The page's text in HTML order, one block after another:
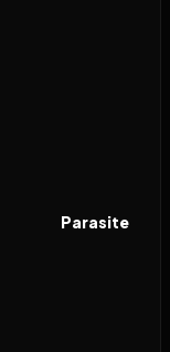
FILM
Parasite